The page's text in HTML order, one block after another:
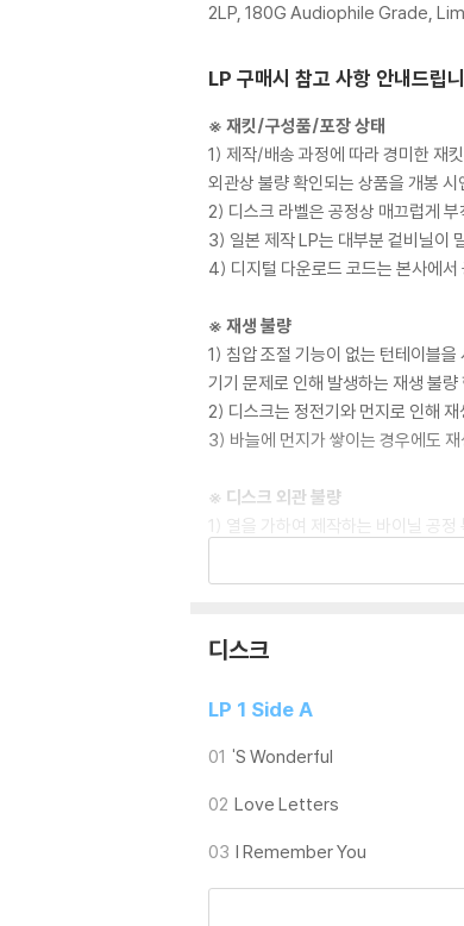
2LP, 180G Audiophile Grade,
LP 구매시 참고 사항 안내드립
※ 재킷/구성품/포장 상태
1) 제작/배송 과정에 따라 경미한 재
외관상 불량 확인되는 상품을 개봉
2) 디스크 라벨은 공정상 매끄럽게
3) 일본 제작 LP는 대부분 겉비닐이
4) 디지털 다운로드 코드는 본사에서
※ 재생 불량
1) 침압 조절 기능이 없는 턴테이블
기기 문제로 인해 발생하는 재생 불
2) 디스크는 정전기와 먼지로 인해
3) 바늘에 먼지가 쌓이는 경우에도
※ 디스크 외관 불량
1) 열을 가하여 제작하는 바이닐 공
재생이 불안정한 경우 스태빌라이
2) 재생 음역의 왜곡을 최소화 하고
3) 디스크에 미세한 잔 흠집이 남아
가능합니다
아래에 해당하는 경우는 불량이 아니
2) 컬러 디스크의 특성상 제작 공정시
3) 컬러 디스크는 제작 과정에서 다
※ 반품/교환 안내
디스크
LP 1 Side A
01 'S Wonderful
02 Love Letters
03 I Remember You